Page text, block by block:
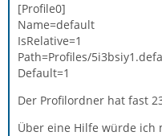
[Profile0]
Name=default
IsRelative=1
Path=Profiles/
Default=1
Der Profilordner hat fast
Über eine Hilfe würde ich